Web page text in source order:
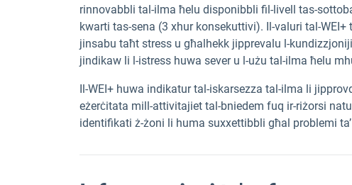
rinnovabbli tal-ilma ħelu disponibbli fil-livell tas-
kwarti tas-sena (3 xhur konsekuttivi). Il-valuri tal-
jinsabu taħt stress u għalhekk jipprevalu l-
jindikaw li l-istress huwa sever u l-użu tal-ilma ħelu
Il-WEI+ huwa indikatur tal-iskarsezza tal-ilma li
eżerċitata mill-attivitajiet tal-bniedem fuq ir-riżorsi
identifikati ż-żoni li huma suxxettibbli għal problemi